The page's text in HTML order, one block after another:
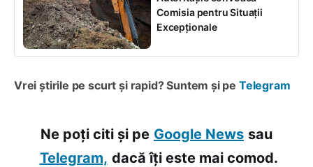
Comisia pentru Situații
Excepționale
Vrei știrile pe scurt și rapid? Suntem și pe Telegram
Ne poți citi și pe Google News sau
Telegram, dacă îți este mai comod.